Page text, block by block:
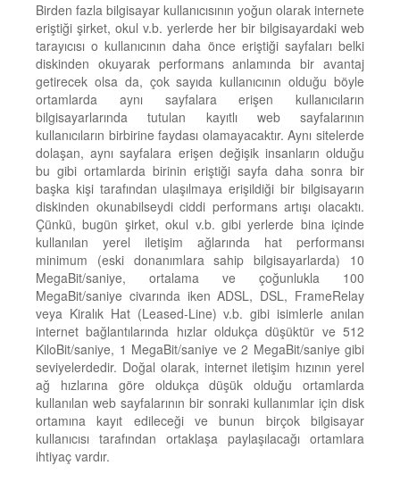
Birden fazla bilgisayar kullanıcısının yoğun olarak internete
eriştiği şirket, okul v.b. yerlerde her bir bilgisayardaki web
tarayıcısı o kullanıcının daha önce eriştiği sayfaları belki
diskinden okuyarak performans anlamında bir avantaj
getirecek olsa da, çok sayıda kullanıcının olduğu böyle
ortamlarda aynı sayfalara erişen kullanıcıların
bilgisayarlarında tutulan kayıtlı web sayfalarının
kullanıcıların birbirine faydası olamayacaktır. Aynı sitelerde
dolaşan, aynı sayfalara erişen değişik insanların olduğu
bu gibi ortamlarda birinin eriştiği sayfa daha sonra bir
başka kişi tarafından ulaşılmaya erişildiği bir bilgisayarın
diskinden okunabilseydi ciddi performans artışı olacaktı.
Çünkü, bugün şirket, okul v.b. gibi yerlerde bina içinde
kullanılan yerel iletişim ağlarında hat performansı
minimum (eski donanımlara sahip bilgisayarlarda) 10
MegaBit/saniye, ortalama ve çoğunlukla 100
MegaBit/saniye civarında iken ADSL, DSL, FrameRelay
veya Kiralık Hat (Leased-Line) v.b. gibi isimlerle anılan
internet bağlantılarında hızlar oldukça düşüktür ve 512
KiloBit/saniye, 1 MegaBit/saniye ve 2 MegaBit/saniye gibi
seviyelerdedir. Doğal olarak, internet iletişim hızının yerel
ağ hızlarına göre oldukça düşük olduğu ortamlarda
kullanılan web sayfalarının bir sonraki kullanımlar için disk
ortamına kayıt edileceği ve bunun birçok bilgisayar
kullanıcısı tarafından ortaklaşa paylaşılacağı ortamlara
ihtiyaç vardır.